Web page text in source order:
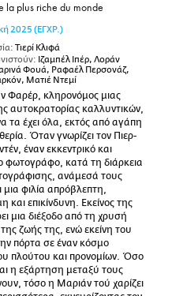
la plus riche du monde
2025 (ΕΓΧΡ.)
Τιερί Κλιφά
Ιζαμπέλ Ιπέρ, Λοράν
Φουά, Ραφαέλ Περσονάζ,
Ματιέ Ντεμί
Φαρέρ, κληρονόμος μιας
αυτοκρατορίας καλλυντικών,
τα έχει όλα, εκτός από αγάπη
Όταν γνωρίζει τον Πιερ-
έναν εκκεντρικό και
φωτογράφο, κατά τη διάρκεια
ανάμεσά τους
μια φιλία απρόβλεπτη,
και επικίνδυνη. Εκείνος της
μια διέξοδο από τη χρυσή
ζωής της, ενώ εκείνη του
πόρτα σε έναν κόσμο
πλούτου και προνομίων. Όσο
η εξάρτηση μεταξύ τους
τόσο η Μαριάν τού χαρίζει